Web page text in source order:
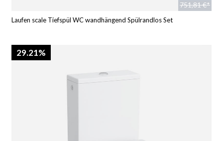
751,81 €*
Laufen scale Tiefspül WC wandhängend Spülrandlos Set
29.21%